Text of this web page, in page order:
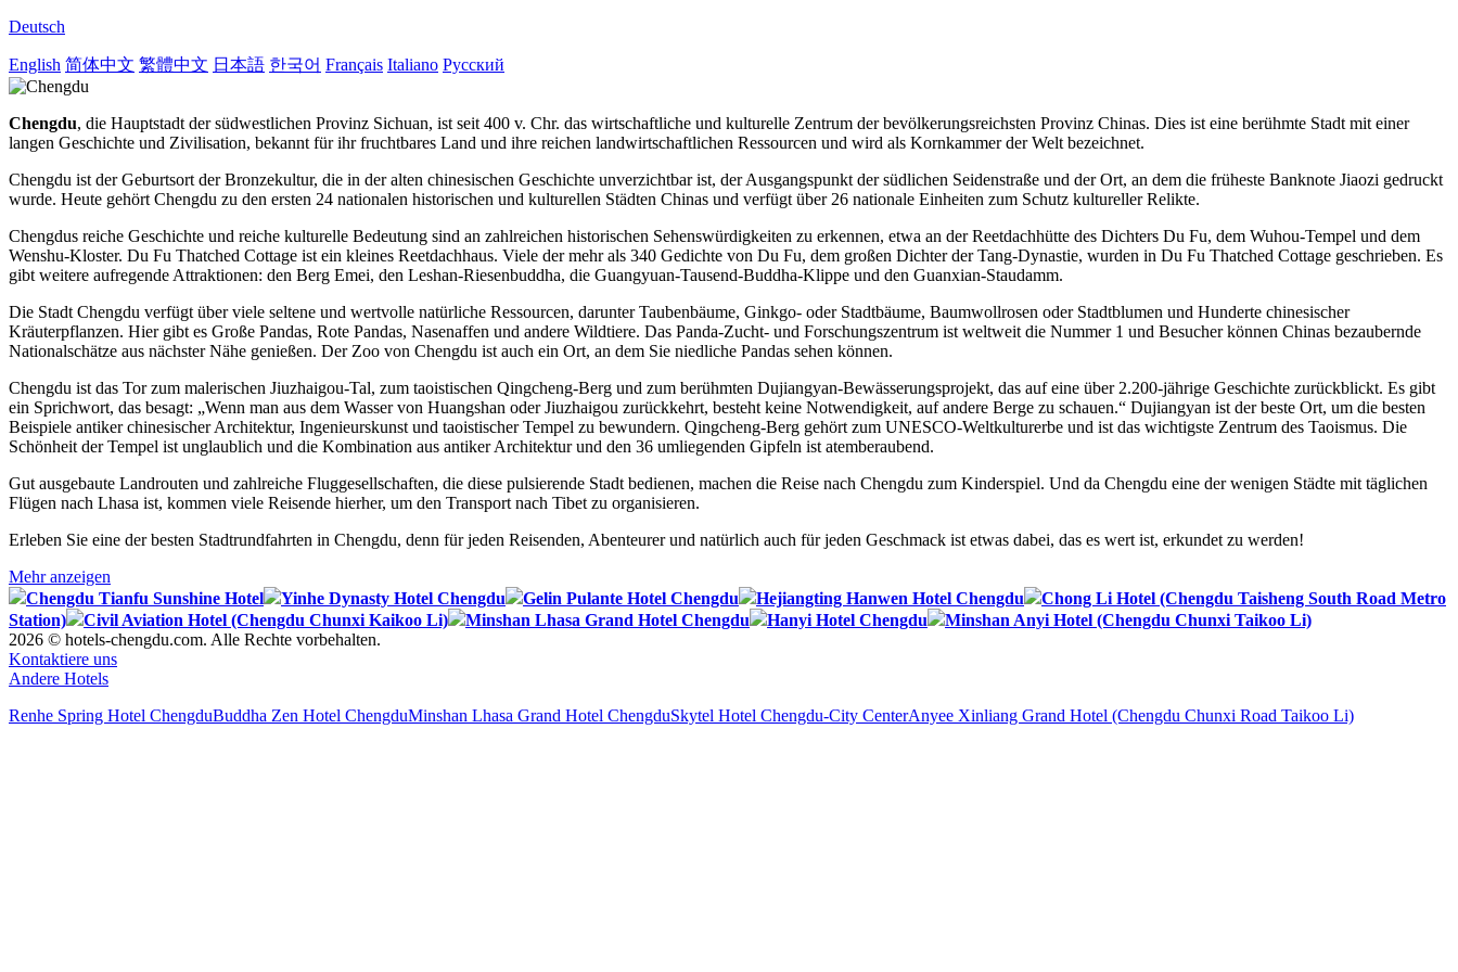
Deutsch
English 简体中文 繁體中文 日本語 한국어 Français Italiano Русский
Chengdu, die Hauptstadt der südwestlichen Provinz Sichuan, ist seit 400 v. Chr. das wirtschaftliche und kulturelle Zentrum der bevölkerungsreichsten Provinz Chinas. Dies ist eine berühmte Stadt mit einer
langen Geschichte und Zivilisation, bekannt für ihr fruchtbares Land und ihre reichen landwirtschaftlichen Ressourcen und wird als Kornkammer der Welt bezeichnet.
Chengdu ist der Geburtsort der Bronzekultur, die in der alten chinesischen Geschichte unverzichtbar ist, der Ausgangspunkt der südlichen Seidenstraße und der Ort, an dem die früheste Banknote Jiaozi gedruckt
wurde. Heute gehört Chengdu zu den ersten 24 nationalen historischen und kulturellen Städten Chinas und verfügt über 26 nationale Einheiten zum Schutz kultureller Relikte.
Chengdus reiche Geschichte und reiche kulturelle Bedeutung sind an zahlreichen historischen Sehenswürdigkeiten zu erkennen, etwa an der Reetdachhütte des Dichters Du Fu, dem Wuhou-Tempel und dem
Wenshu-Kloster. Du Fu Thatched Cottage ist ein kleines Reetdachhaus. Viele der mehr als 340 Gedichte von Du Fu, dem großen Dichter der Tang-Dynastie, wurden in Du Fu Thatched Cottage geschrieben. Es
gibt weitere aufregende Attraktionen: den Berg Emei, den Leshan-Riesenbuddha, die Guangyuan-Tausend-Buddha-Klippe und den Guanxian-Staudamm.
Die Stadt Chengdu verfügt über viele seltene und wertvolle natürliche Ressourcen, darunter Taubenbäume, Ginkgo- oder Stadtbäume, Baumwollrosen oder Stadtblumen und Hunderte chinesischer
Kräuterpflanzen. Hier gibt es Große Pandas, Rote Pandas, Nasenaffen und andere Wildtiere. Das Panda-Zucht- und Forschungszentrum ist weltweit die Nummer 1 und Besucher können Chinas bezaubernde
Nationalschätze aus nächster Nähe genießen. Der Zoo von Chengdu ist auch ein Ort, an dem Sie niedliche Pandas sehen können.
Chengdu ist das Tor zum malerischen Jiuzhaigou-Tal, zum taoistischen Qingcheng-Berg und zum berühmten Dujiangyan-Bewässerungsprojekt, das auf eine über 2.200-jährige Geschichte zurückblickt. Es gibt
ein Sprichwort, das besagt: „Wenn man aus dem Wasser von Huangshan oder Jiuzhaigou zurückkehrt, besteht keine Notwendigkeit, auf andere Berge zu schauen.“ Dujiangyan ist der beste Ort, um die besten
Beispiele antiker chinesischer Architektur, Ingenieurskunst und taoistischer Tempel zu bewundern. Qingcheng-Berg gehört zum UNESCO-Weltkulturerbe und ist das wichtigste Zentrum des Taoismus. Die
Schönheit der Tempel ist unglaublich und die Kombination aus antiker Architektur und den 36 umliegenden Gipfeln ist atemberaubend.
Gut ausgebaute Landrouten und zahlreiche Fluggesellschaften, die diese pulsierende Stadt bedienen, machen die Reise nach Chengdu zum Kinderspiel. Und da Chengdu eine der wenigen Städte mit täglichen
Flügen nach Lhasa ist, kommen viele Reisende hierher, um den Transport nach Tibet zu organisieren.
Erleben Sie eine der besten Stadtrundfahrten in Chengdu, denn für jeden Reisenden, Abenteurer und natürlich auch für jeden Geschmack ist etwas dabei, das es wert ist, erkundet zu werden!
Mehr anzeigen
Chengdu Tianfu Sunshine Hotel
Yinhe Dynasty Hotel Chengdu Gelin Pulante Hotel Chengdu Hejiangting Hanwen Hotel Chengdu
Chong Li Hotel (Chengdu Taisheng South Road Metro
Station)
Civil Aviation Hotel (Chengdu Chunxi Kaikoo Li) Minshan Lhasa Grand Hotel Chengdu Hanyi Hotel Chengdu
Minshan Anyi Hotel (Chengdu Chunxi Taikoo Li)
2026 © hotels-chengdu.com. Alle Rechte vorbehalten.
Kontaktiere uns
Andere Hotels
Renhe Spring Hotel ChengduBuddha Zen Hotel ChengduMinshan Lhasa Grand Hotel ChengduSkytel Hotel Chengdu-City CenterAnyee Xinliang Grand Hotel (Chengdu Chunxi Road Taikoo Li)